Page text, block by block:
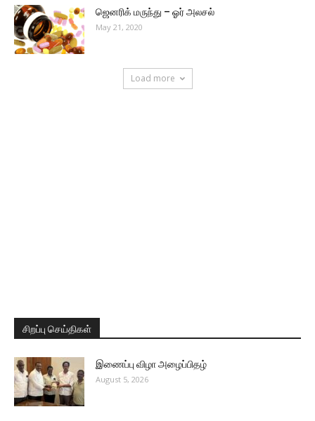
ஜெனரிக் மருந்து – ஓர் அலசல்
May 21, 2020
Load more
சிறப்பு செய்திகள்
இணைப்பு விழா அழைப்பிதழ்
August 5, 2026